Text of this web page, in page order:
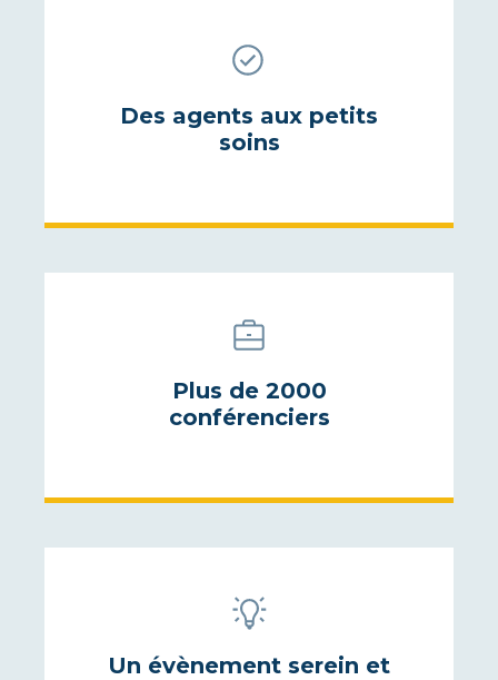
Des agents aux petits
soins
Plus de 2000
conférenciers
Un évènement serein et